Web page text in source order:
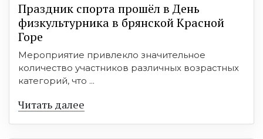
Праздник спорта прошёл в День
физкультурника в брянской Красной
Горе
Мероприятие привлекло значительное
количество участников различных возрастных
категорий, что ...
Читать далее